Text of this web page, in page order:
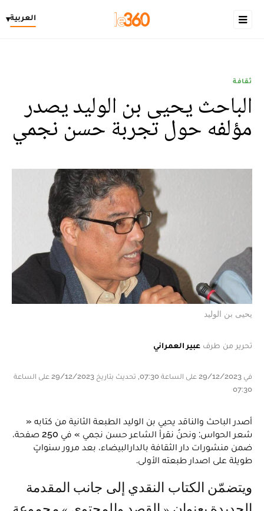
العربية▾
ثقافة
الباحث يحيى بن الوليد يصدر
مؤلفه حول تجربة حسن نجمي
يحيى بن الوليد
تحرير من طرف عبير العمراني
في 29/12/2023 على الساعة 07:30, تحديث بتاريخ 29/12/2023 على الساعة
07:30
أصدر الباحث والناقد يحيي بن الوليد الطبعة الثانية من كتابه «
شعر الحواس: ونحنُ نقرأ الشاعر حسن نجمي » في 250 صفحة،
ضمن منشورات دار الثقافة بالدارالبيضاء، بعد مرور سنواتٍ
طويلة على اصدار طبعته الأولى.
ويتضمّن الكتاب النقدي إلى جانب المقدمة